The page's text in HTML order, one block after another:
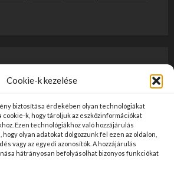
Cookie-k kezelése
biztosítása érdekében olyan technológiákat
cookie-k, hogy tároljuk az eszközinformációkat
Ezen technológiákhoz való hozzájárulás
olyan adatokat dolgozzunk fel ezen az oldalon,
vagy az egyedi azonosítók. A hozzájárulás
hátrányosan befolyásolhat bizonyos funkciókat
előzetes ellenőrzésen
esnek át, és az üzemeltető
Ha kifogással szeretne élni
kapcsolatban, kérjük jelezze